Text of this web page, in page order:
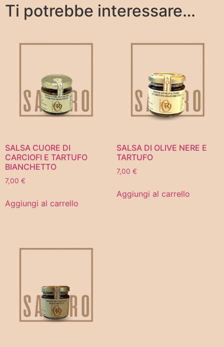
Ti potrebbe interessare…
SALSA CUORE DI
CARCIOFI E TARTUFO
BIANCHETTO
7,00 €
Aggiungi al carrello
SALSA DI OLIVE NERE E
TARTUFO
7,00 €
Aggiungi al carrello